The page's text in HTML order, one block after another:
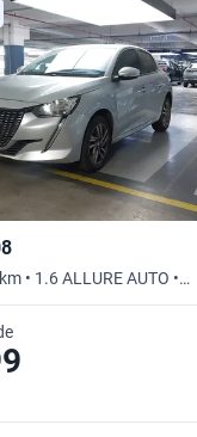
• 1.6 ALLURE AUTO •